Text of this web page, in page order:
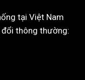
tại Việt Nam
thông thường: